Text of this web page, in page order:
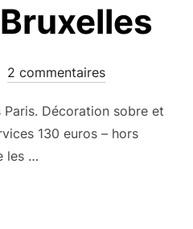
2 commentaires
Paris. Décoration sobre et
130 euros – hors
les …
À BRUXELLES »